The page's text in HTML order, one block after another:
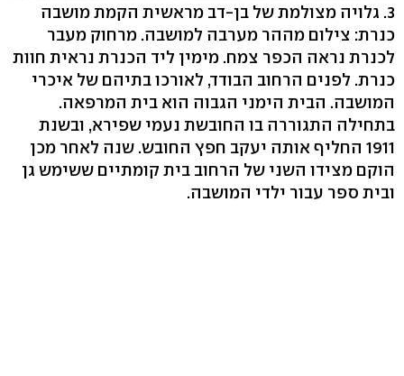
3. גלויה מצולמת של בן-דב מראשית הקמת מושבה
כנרת: צילום מההר מערבה למושבה. מרחוק מעבר
לכנרת נראה הכפר צמח. מימין ליד הכנרת נראית חוות
כנרת. לפנים הרחוב הבודד, לאורכו בתיהם של איכרי
המושבה. הבית הימני הגבוה הוא בית המרפאה.
בתחילה התגוררה בו החובשת נעמי שפירא, ובשנת
1911 החליף אותה יעקב חפץ החובש. שנה לאחר מכן
הוקם מצידו השני של הרחוב בית קומתיים ששימש גן
ובית ספר עבור ילדי המושבה.